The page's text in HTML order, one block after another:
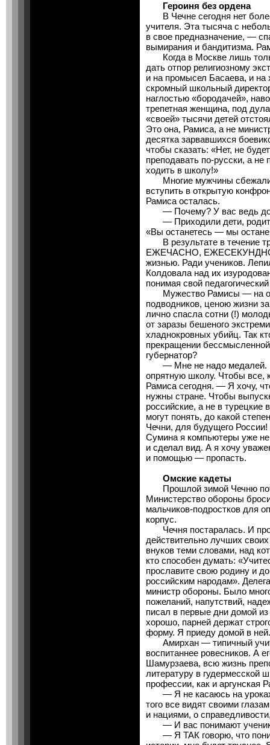
Героиня без ордена
В Чечне сегодня нет
учителя. Эта тысяча с
в свое предназначение, —
вымирания и бандитизма.
Когда в Москве лишь
дать отпор религиозному
и на промысел Басаева, и на
скромный школьный
наглостью «бородачей»,
трепетная женщина, под
«своей» тысячи детей
Это она, Рамиса, а не
десятка зарвавшихся
чтобы сказать: «Нет, не
преподавать по-русски, а не
ходить в школу!»
Многие мужчины сбежали
вступить в открытую
Рамиса осталась.
— Почему? У вас ведь
— Приходили дети,
«Вы останетесь — мы
В результате в течение
ЕЖЕЧАСНО, ЕЖЕСЕКУНДНО
жизнью. Ради учеников.
Колдовала над их
понимая свой
Мужество Рамисы — на
подводников, ценою жизни
лично спасла сотни (!)
от заразы бешеного
хладнокровных убийц. Так
прекращении
губернатор?
— Мне не надо медалей. Я
опрятную школу. Чтобы все,
Рамиса сегодня. — Я хочу,
нужны стране. Чтобы
российские, а не в
могут понять, до какой
Чечни, для будущего России!
Сумина я компьютеры уже не
и сделал вид. А я хочу
и помощью — пропасть.
Омские кадеты
Прошлой зимой Чечню
Министерство обороны
мальчиков-подростков для
корпус.
Чечня постаралась. И
действительно лучших
внуков теми словами, над
кто способен думать:
прославите свою родину и
российским народам».
министр обороны. Было
пожеланий, напутствий,
писал в первые дни домой
хорошо, парней держат
форму. Я приеду домой в
Амирхан — типичный
воспитаннее ровесников. А
Шамурзаева, всю жизнь
литературу в
профессии, как и аргунская
— Я не касаюсь на
того все видят своими
и нациями, о
— И вас понимают
— Я ТАК говорю, что